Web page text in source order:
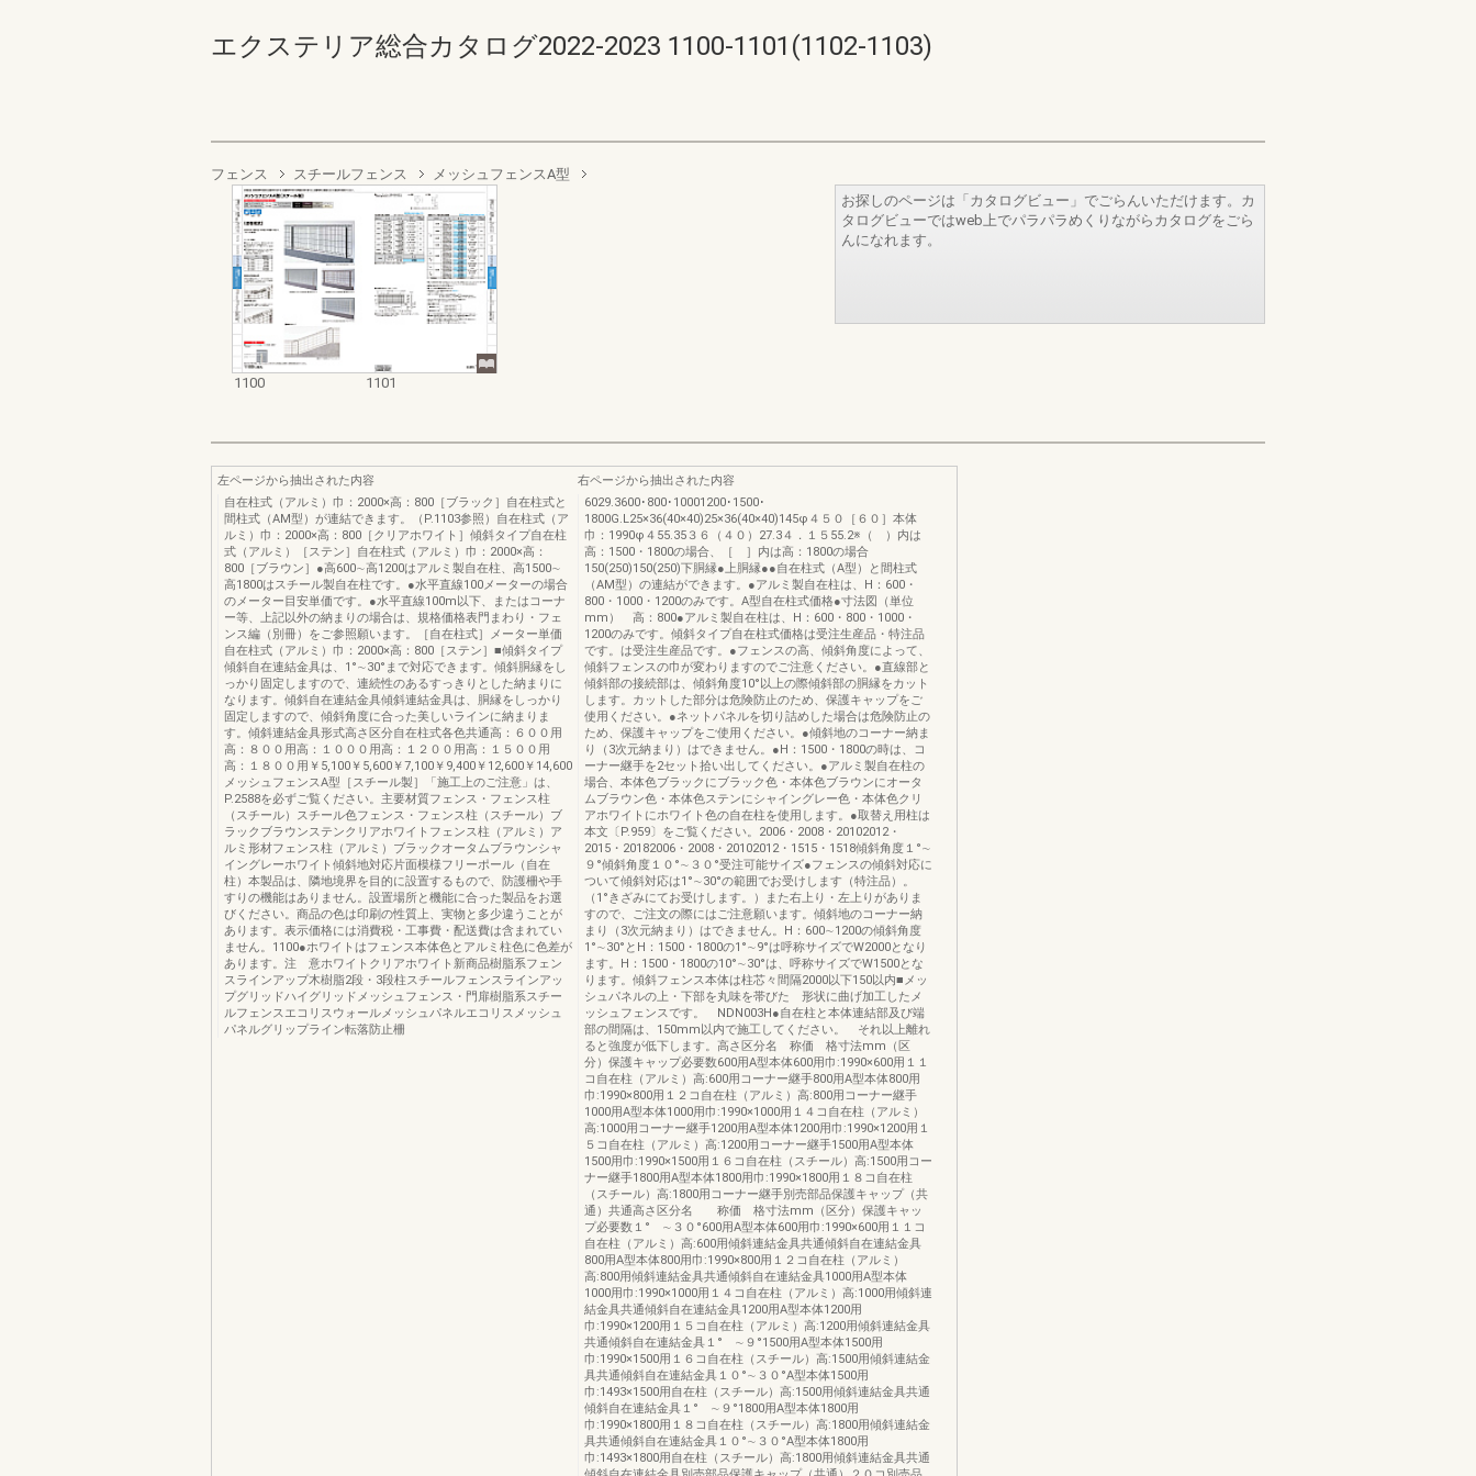
エクステリア総合カタログ2022-2023 1100-1101(1102-1103)
フェンス スチールフェンス メッシュフェンスA型
1100 1101
お探しのページは「カタログビュー」でごらんいただけます。カ
タログビューではweb上でパラパラめくりながらカタログをごら
んになれます。
左ページから抽出された内容
自在柱式（アルミ）巾：2000×高：800［ブラック］自在柱式と
間柱式（AM型）が連結できます。（P.1103参照）自在柱式（ア
ルミ）巾：2000×高：800［クリアホワイト］傾斜タイプ自在柱
式（アルミ）［ステン］自在柱式（アルミ）巾：2000×高：
800［ブラウン］●高600∼高1200はアルミ製自在柱、高1500∼
高1800はスチール製自在柱です。●水平直線100メーターの場合
のメーター目安単価です。●水平直線100m以下、またはコーナ
ー等、上記以外の納まりの場合は、規格価格表門まわり・フェ
ンス編（別冊）をご参照願います。［自在柱式］メーター単価
自在柱式（アルミ）巾：2000×高：800［ステン］■傾斜タイプ
傾斜自在連結金具は、1°∼30°まで対応できます。傾斜胴縁をし
っかり固定しますので、連続性のあるすっきりとした納まりに
なります。傾斜自在連結金具傾斜連結金具は、胴縁をしっかり
固定しますので、傾斜角度に合った美しいラインに納まりま
す。傾斜連結金具形式高さ区分自在柱式各色共通高：６００用
高：８００用高：１０００用高：１２００用高：１５００用
高：１８００用￥5,100￥5,600￥7,100￥9,400￥12,600￥14,600
メッシュフェンスA型［スチール製］「施工上のご注意」は、
P.2588を必ずご覧ください。主要材質フェンス・フェンス柱
（スチール）スチール色フェンス・フェンス柱（スチール）ブ
ラックブラウンステンクリアホワイトフェンス柱（アルミ）ア
ルミ形材フェンス柱（アルミ）ブラックオータムブラウンシャ
イングレーホワイト傾斜地対応片面模様フリーポール（自在
柱）本製品は、隣地境界を目的に設置するもので、防護柵や手
すりの機能はありません。設置場所と機能に合った製品をお選
びください。商品の色は印刷の性質上、実物と多少違うことが
あります。表示価格には消費税・工事費・配送費は含まれてい
ません。1100●ホワイトはフェンス本体色とアルミ柱色に色差が
あります。注 意ホワイトクリアホワイト新商品樹脂系フェン
スラインアップ木樹脂2段・3段柱スチールフェンスラインアッ
プグリッドハイグリッドメッシュフェンス・門扉樹脂系スチー
ルフェンスエコリスウォールメッシュパネルエコリスメッシュ
パネルグリップライン転落防止柵
右ページから抽出された内容
6029.3600･800･10001200･1500･
1800G.L25×36(40×40)25×36(40×40)145φ４５０［６０］本体
巾：1990φ４55.35３６（４０）27.3４．１５55.2※（ ）内は
高：1500・1800の場合、［ ］内は高：1800の場合
150(250)150(250)下胴縁●上胴縁●●自在柱式（A型）と間柱式
（AM型）の連結ができます。●アルミ製自在柱は、H：600・
800・1000・1200のみです。A型自在柱式価格●寸法図（単位
mm） 高：800●アルミ製自在柱は、H：600・800・1000・
1200のみです。傾斜タイプ自在柱式価格は受注生産品・特注品
です。は受注生産品です。●フェンスの高、傾斜角度によって、
傾斜フェンスの巾が変わりますのでご注意ください。●直線部と
傾斜部の接続部は、傾斜角度10°以上の際傾斜部の胴縁をカット
します。カットした部分は危険防止のため、保護キャップをご
使用ください。●ネットパネルを切り詰めした場合は危険防止の
ため、保護キャップをご使用ください。●傾斜地のコーナー納ま
り（3次元納まり）はできません。●H：1500・1800の時は、コ
ーナー継手を2セット拾い出してください。●アルミ製自在柱の
場合、本体色ブラックにブラック色・本体色ブラウンにオータ
ムブラウン色・本体色ステンにシャイングレー色・本体色クリ
アホワイトにホワイト色の自在柱を使用します。●取替え用柱は
本文〔P.959〕をご覧ください。2006・2008・20102012・
2015・20182006・2008・20102012・1515・1518傾斜角度１°∼
９°傾斜角度１０°∼３０°受注可能サイズ●フェンスの傾斜対応に
ついて傾斜対応は1°∼30°の範囲でお受けします（特注品）。
（1°きざみにてお受けします。）また右上り・左上りがありま
すので、ご注文の際にはご注意願います。傾斜地のコーナー納
まり（3次元納まり）はできません。H：600∼1200の傾斜角度
1°∼30°とH：1500・1800の1°∼9°は呼称サイズでW2000となり
ます。H：1500・1800の10°∼30°は、呼称サイズでW1500とな
ります。傾斜フェンス本体は柱芯々間隔2000以下150以内■メッ
シュパネルの上・下部を丸味を帯びた 形状に曲げ加工したメ
ッシュフェンスです。 NDN003H●自在柱と本体連結部及び端
部の間隔は、150mm以内で施工してください。 それ以上離れ
ると強度が低下します。高さ区分名 称価 格寸法mm（区
分）保護キャップ必要数600用A型本体600用巾:1990×600用１１
コ自在柱（アルミ）高:600用コーナー継手800用A型本体800用
巾:1990×800用１２コ自在柱（アルミ）高:800用コーナー継手
1000用A型本体1000用巾:1990×1000用１４コ自在柱（アルミ）
高:1000用コーナー継手1200用A型本体1200用巾:1990×1200用１
５コ自在柱（アルミ）高:1200用コーナー継手1500用A型本体
1500用巾:1990×1500用１６コ自在柱（スチール）高:1500用コー
ナー継手1800用A型本体1800用巾:1990×1800用１８コ自在柱
（スチール）高:1800用コーナー継手別売部品保護キャップ（共
通）共通高さ区分名 称価 格寸法mm（区分）保護キャッ
プ必要数１° ∼３０°600用A型本体600用巾:1990×600用１１コ
自在柱（アルミ）高:600用傾斜連結金具共通傾斜自在連結金具
800用A型本体800用巾:1990×800用１２コ自在柱（アルミ）
高:800用傾斜連結金具共通傾斜自在連結金具1000用A型本体
1000用巾:1990×1000用１４コ自在柱（アルミ）高:1000用傾斜連
結金具共通傾斜自在連結金具1200用A型本体1200用
巾:1990×1200用１５コ自在柱（アルミ）高:1200用傾斜連結金具
共通傾斜自在連結金具１° ∼９°1500用A型本体1500用
巾:1990×1500用１６コ自在柱（スチール）高:1500用傾斜連結金
具共通傾斜自在連結金具１０°∼３０°A型本体1500用
巾:1493×1500用自在柱（スチール）高:1500用傾斜連結金具共通
傾斜自在連結金具１° ∼９°1800用A型本体1800用
巾:1990×1800用１８コ自在柱（スチール）高:1800用傾斜連結金
具共通傾斜自在連結金具１０°∼３０°A型本体1800用
巾:1493×1800用自在柱（スチール）高:1800用傾斜連結金具共通